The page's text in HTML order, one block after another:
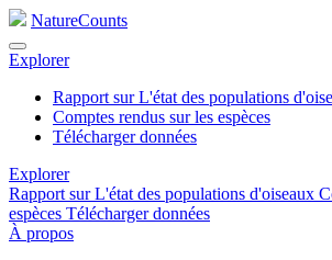
NatureCounts
Explorer
Rapport sur L'état des populations
Comptes rendus sur les espèces
Télécharger données
Explorer
Rapport sur L'état des populations d'oiseaux
espèces Télécharger données
À propos